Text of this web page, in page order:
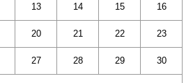
13 14 15 16
20 21 22 23
27 28 29 30